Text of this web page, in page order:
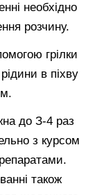
необхідно
розчину.
грілки
в піхву
до З-4 раз
з курсом
також